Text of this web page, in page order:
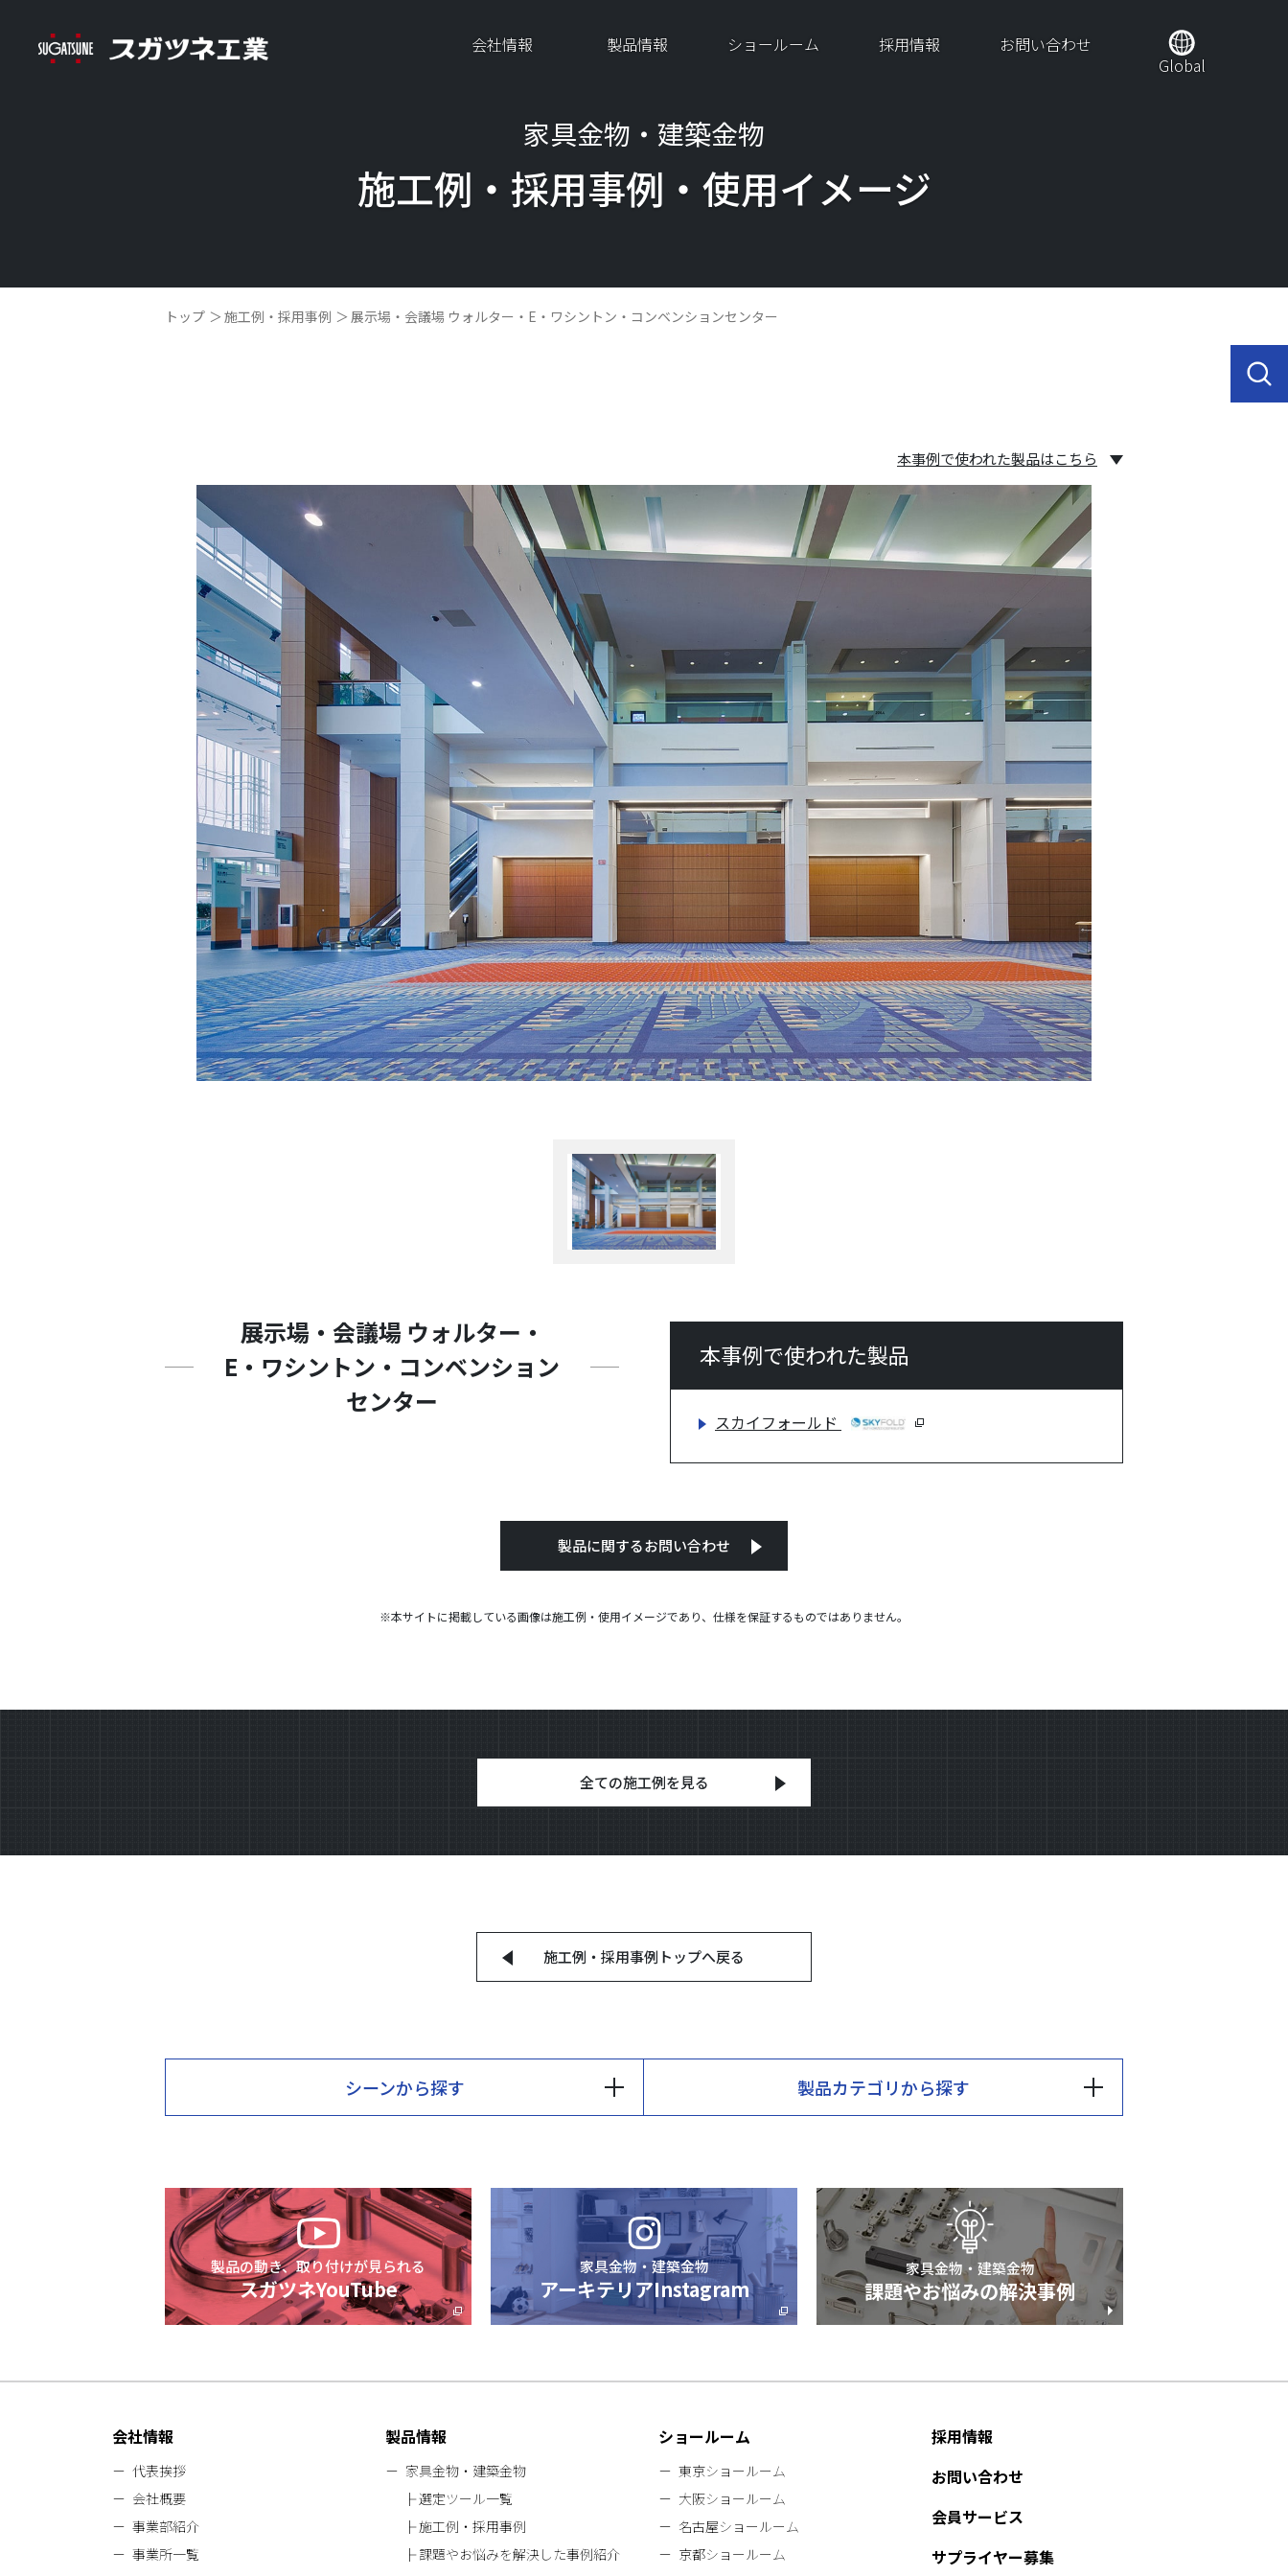
会社情報 製品情報 ショールーム 採用情報
お問い合わせ
Global
家具金物・建築金物
施工例・採用事例・ 使用イメージ
トップ 施工例・採用事例 展示場・会議場 ウォルター・E・ワシントン・コンベンションセンター
本事例で使われた製品はこちら
展示場・会議場 ウォルター・
E・ワシントン・コンベンション
センター
本事例で使われた製品
スカイフォールド
製品に関するお問い合わせ
※本サイトに掲載している画像は施工例・使用イメージであり、仕様を保証するものではありません。
全ての施工例を見る
施工例・採用事例 トップへ戻る
シーンから探す 製品カテゴリから探す
製品の動き、取り付けが見られる
スガツネYouTube
家具金物・建築金物
アーキテリアInstagram
家具金物・建築金物
課題やお悩みの解決事例
会社情報
代表挨拶
会社概要
事業部紹介
事業所一覧
製品情報
家具金物・建築金物
選定ツール一覧
施工例・採用事例
課題やお悩みを解決した事例紹介
ショールーム
東京ショールーム
大阪ショールーム
名古屋ショールーム
京都ショールーム
採用情報
お問い合わせ
会員サービス
サプライヤー募集